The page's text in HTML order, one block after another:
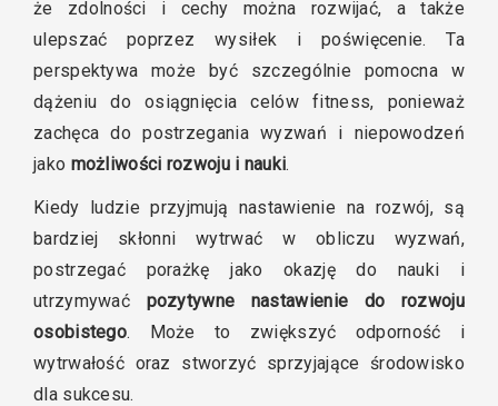
że zdolności i cechy można rozwijać, a także
ulepszać poprzez wysiłek i poświęcenie. Ta
perspektywa może być szczególnie pomocna w
dążeniu do osiągnięcia celów fitness, ponieważ
zachęca do postrzegania wyzwań i niepowodzeń
jako możliwości rozwoju i nauki.
Kiedy ludzie przyjmują nastawienie na rozwój, są
bardziej skłonni wytrwać w obliczu wyzwań,
postrzegać porażkę jako okazję do nauki i
utrzymywać pozytywne nastawienie do rozwoju
osobistego. Może to zwiększyć odporność i
wytrwałość oraz stworzyć sprzyjające środowisko
dla sukcesu.